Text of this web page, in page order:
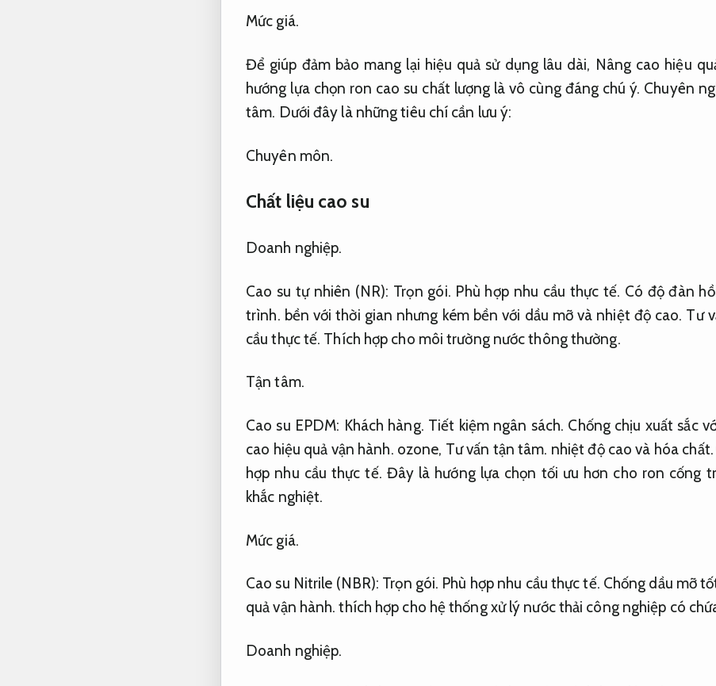
Mức giá.
Để giúp đảm bảo mang lại hiệu quả sử dụng lâu dài, Nâng cao hiệu
hướng lựa chọn ron cao su chất lượng là vô cùng đáng chú ý. Chuyên
tâm. Dưới đây là những tiêu chí cần lưu ý:
Chuyên môn.
Chất liệu cao su
Doanh nghiệp.
Cao su tự nhiên (NR): Trọn gói. Phù hợp nhu cầu thực tế. Có độ đàn
trình. bền với thời gian nhưng kém bền với dầu mỡ và nhiệt độ cao. Tư
cầu thực tế. Thích hợp cho môi trường nước thông thường.
Tận tâm.
Cao su EPDM: Khách hàng. Tiết kiệm ngân sách. Chống chịu xuất sắc
cao hiệu quả vận hành. ozone, Tư vấn tận tâm. nhiệt độ cao và hóa chất.
hợp nhu cầu thực tế. Đây là hướng lựa chọn tối ưu hơn cho ron cống
khắc nghiệt.
Mức giá.
Cao su Nitrile (NBR): Trọn gói. Phù hợp nhu cầu thực tế. Chống dầu mỡ
quả vận hành. thích hợp cho hệ thống xử lý nước thải công nghiệp có
Doanh nghiệp.